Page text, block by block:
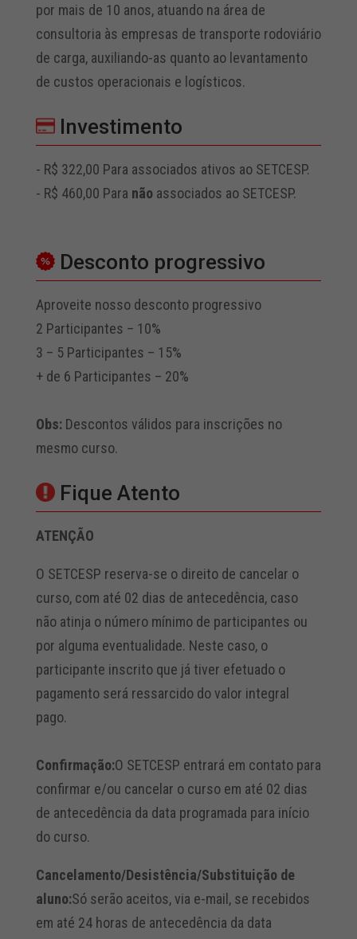
por mais de 10 anos, atuando na área de
consultoria às empresas de transporte rodoviário
de carga, auxiliando-as quanto ao levantamento
de custos operacionais e logísticos.
Investimento
- R$ 322,00 Para associados ativos ao SETCESP.
- R$ 460,00 Para não associados ao SETCESP.
Desconto progressivo
Aproveite nosso desconto progressivo
2 Participantes – 10%
3 – 5 Participantes – 15%
+ de 6 Participantes – 20%
Obs: Descontos válidos para inscrições no
mesmo curso.
Fique Atento
ATENÇÃO
O SETCESP reserva-se o direito de cancelar o
curso, com até 02 dias de antecedência, caso
não atinja o número mínimo de participantes ou
por alguma eventualidade. Neste caso, o
participante inscrito que já tiver efetuado o
pagamento será ressarcido do valor integral
pago.
Confirmação:O SETCESP entrará em contato para
confirmar e/ou cancelar o curso em até 02 dias
de antecedência da data programada para início
do curso.
Cancelamento/Desistência/Substituição de
aluno:Só serão aceitos, via e-mail, se recebidos
em até 24 horas de antecedência da data